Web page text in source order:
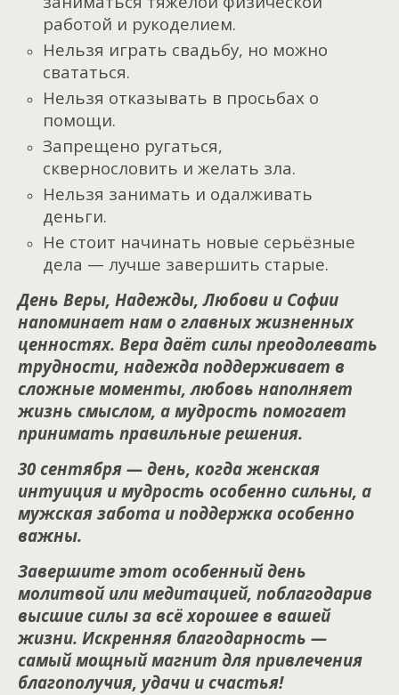
работой и рукоделием.
Нельзя играть свадьбу, но можно
свататься.
Нельзя отказывать в просьбах о
помощи.
Запрещено ругаться,
сквернословить и желать зла.
Нельзя занимать и одалживать
деньги.
Не стоит начинать новые серьёзные
дела — лучше завершить старые.
День Веры, Надежды, Любови и Софии
напоминает нам о главных жизненных
ценностях. Вера даёт силы преодолевать
трудности, надежда поддерживает в
сложные моменты, любовь наполняет
жизнь смыслом, а мудрость помогает
принимать правильные решения.
30 сентября — день, когда женская
интуиция и мудрость особенно сильны, а
мужская забота и поддержка особенно
важны.
Завершите этот особенный день
молитвой или медитацией, поблагодарив
высшие силы за всё хорошее в вашей
жизни. Искренняя благодарность —
самый мощный магнит для привлечения
благополучия, удачи и счастья!